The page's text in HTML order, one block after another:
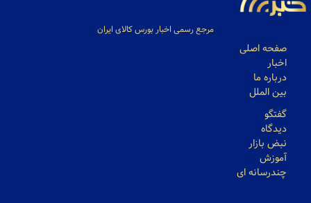
مرجع رسمی اخبار بورس کالای ایران
صفحه اصلی
اخبار
درباره ما
بین الملل
گفتگو
دیدگاه
نبض بازار
آموزش
چندرسانه ای